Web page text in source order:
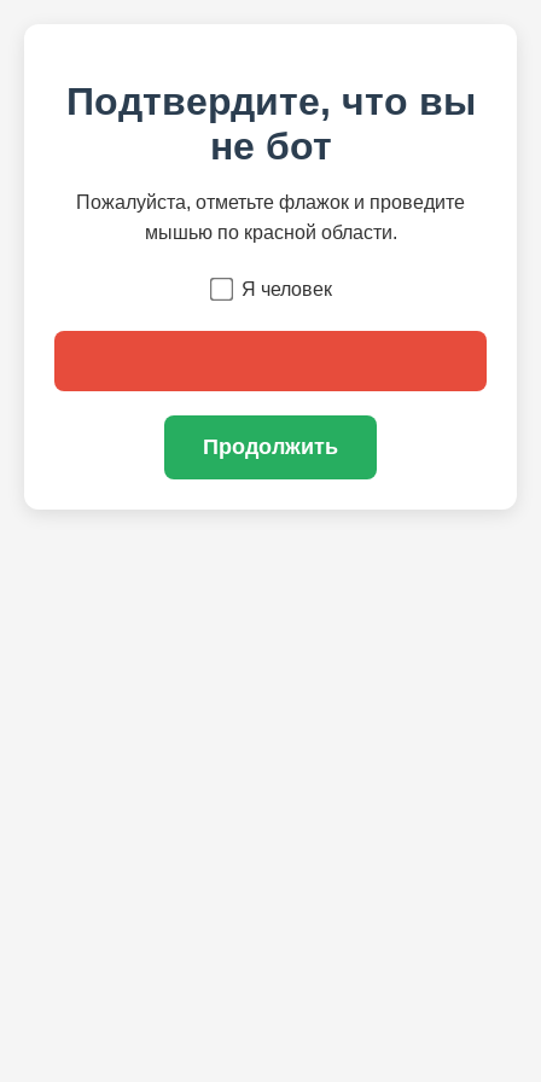
Подтвердите, что вы
не бот
Пожалуйста, отметьте флажок и проведите
мышью по красной области.
Я человек
Продолжить